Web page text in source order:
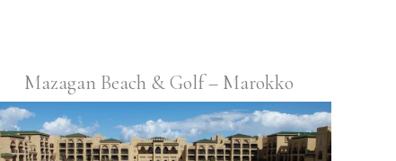
Mazagan Beach & Golf – Marokko